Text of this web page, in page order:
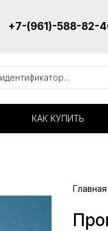
+7-(961)-588-82-
КАК КУПИТЬ
Главная